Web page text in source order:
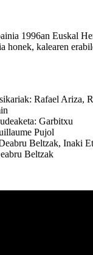
1996an Euskal
honek, kalearen
Rafael Ariza,
Garbitxu
Pujol
Beltzak, Inaki
Beltzak